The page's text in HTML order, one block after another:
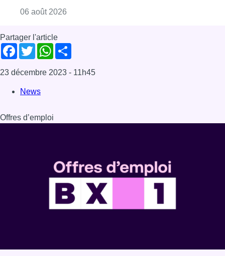
06 août 2026
Partager l'article
Facebook
TwitterWhatsApp
23 décembre 2023 - 11h45
News
Offres d’emploi